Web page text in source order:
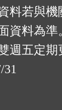
料若與
資料為準
週五定
31